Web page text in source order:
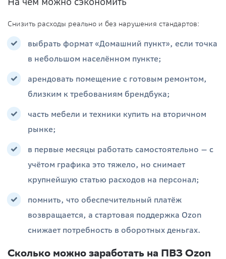
Снизить расходы реально и без нарушения стандартов:
выбрать формат «Домашний пункт», если точка
в небольшом населённом пункте;
арендовать помещение с готовым ремонтом,
близким к требованиям брендбука;
часть мебели и техники купить на вторичном
рынке;
в первые месяцы работать самостоятельно — с
учётом графика это тяжело, но снимает
крупнейшую статью расходов на персонал;
помнить, что обеспечительный платёж
возвращается, а стартовая поддержка Ozon
снижает потребность в оборотных деньгах.
Сколько можно заработать на ПВЗ Ozon